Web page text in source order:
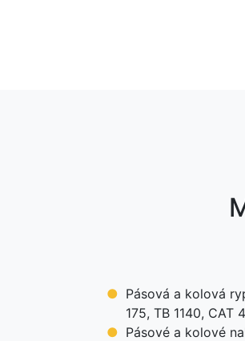
Pásová a kolová
175, TB 1140, CAT
Pásové a kolové